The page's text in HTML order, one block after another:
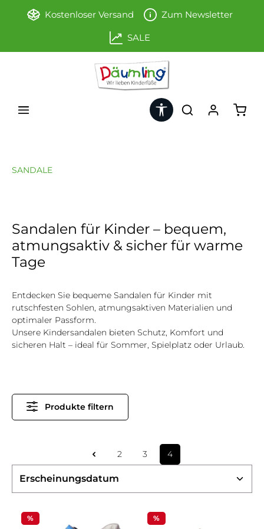
Zum Hauptinhalt springen
Kostenloser Versand Zum Newsletter
SALE
Werkzeugleiste anzeigen
SANDALE
Sandalen für Kinder – bequem,
atmungsaktiv & sicher für warme
Tage
Entdecken Sie bequeme Sandalen für Kinder mit
rutschfesten Sohlen, atmungsaktiven Materialien und
optimaler Passform.
Unsere Kindersandalen bieten Schutz, Komfort und
sicheren Halt – ideal für Sommer, Spielplatz oder Urlaub.
Produkte filtern
Seite
2 Seite
3 Seite
4
% %